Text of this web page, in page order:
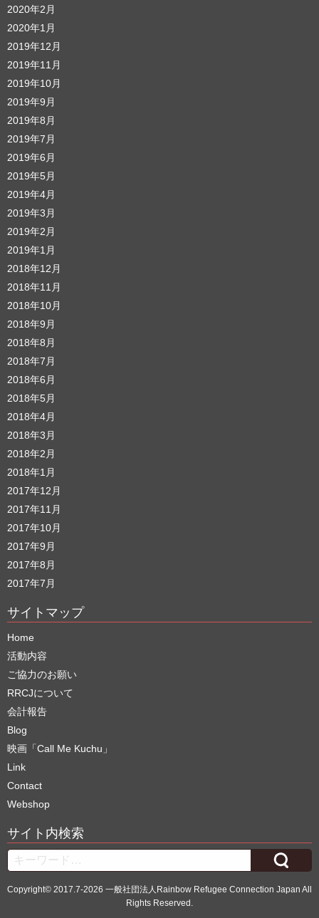
2020年2月
2020年1月
2019年12月
2019年11月
2019年10月
2019年9月
2019年8月
2019年7月
2019年6月
2019年5月
2019年4月
2019年3月
2019年2月
2019年1月
2018年12月
2018年11月
2018年10月
2018年9月
2018年8月
2018年7月
2018年6月
2018年5月
2018年4月
2018年3月
2018年2月
2018年1月
2017年12月
2017年11月
2017年10月
2017年9月
2017年8月
2017年7月
サイトマップ
Home
活動内容
ご協力のお願い
RRCJについて
会計報告
Blog
映画「Call Me Kuchu」
Link
Contact
Webshop
サイト内検索
Search
Copyright© 2017.7-2026 一般社団法人Rainbow Refugee Connection Japan All
Rights Reserved.